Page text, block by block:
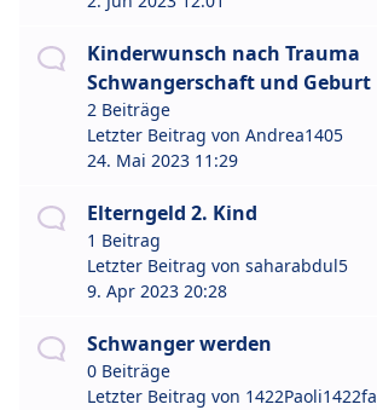
Kinderwunsch nach Trauma
Schwangerschaft und Geburt
2 Beiträge
Letzter Beitrag von Andrea1405
24. Mai 2023 11:29
Elterngeld 2. Kind
1 Beitrag
Letzter Beitrag von saharabdul5
9. Apr 2023 20:28
Schwanger werden
0 Beiträge
Letzter Beitrag von 1422Paoli1422fa